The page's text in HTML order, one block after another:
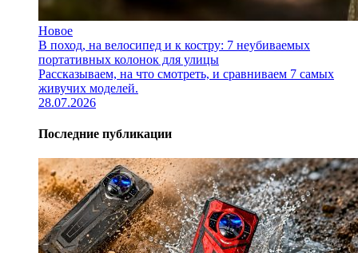
Новое
В поход, на велосипед и к костру: 7 неубиваемых
портативных колонок для улицы
Рассказываем, на что смотреть, и сравниваем 7 самых
живучих моделей.
28.07.2026
Последние публикации